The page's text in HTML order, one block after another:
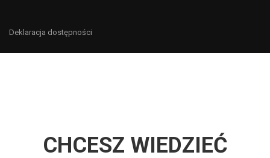
Deklaracja dostępności
CHCESZ WIEDZIEĆ